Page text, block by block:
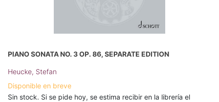
PIANO SONATA NO. 3 OP. 86, SEPARATE EDITION
Heucke, Stefan
Disponible en breve
Sin stock. Si se pide hoy, se estima recibir en la librería el